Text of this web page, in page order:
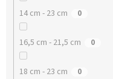
14 cm - 23 cm 0
16,5 cm - 21,5 cm 0
18 cm - 23 cm 0